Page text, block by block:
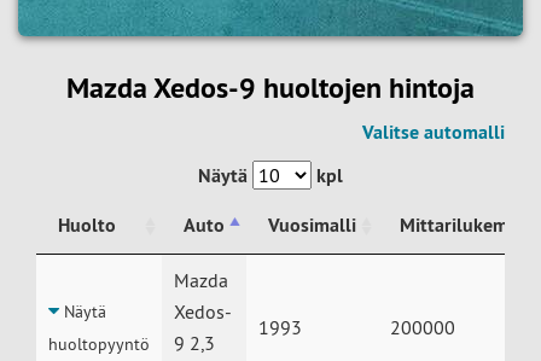
Mazda Xedos-9 huoltojen hintoja
Valitse automalli
Näytä
kpl
Huolto
Auto Vuosimalli
Mittarilukema
Auto
Näytä
huoltopyyntö
Mazda
Xedos-
9 2,3
1993 200000